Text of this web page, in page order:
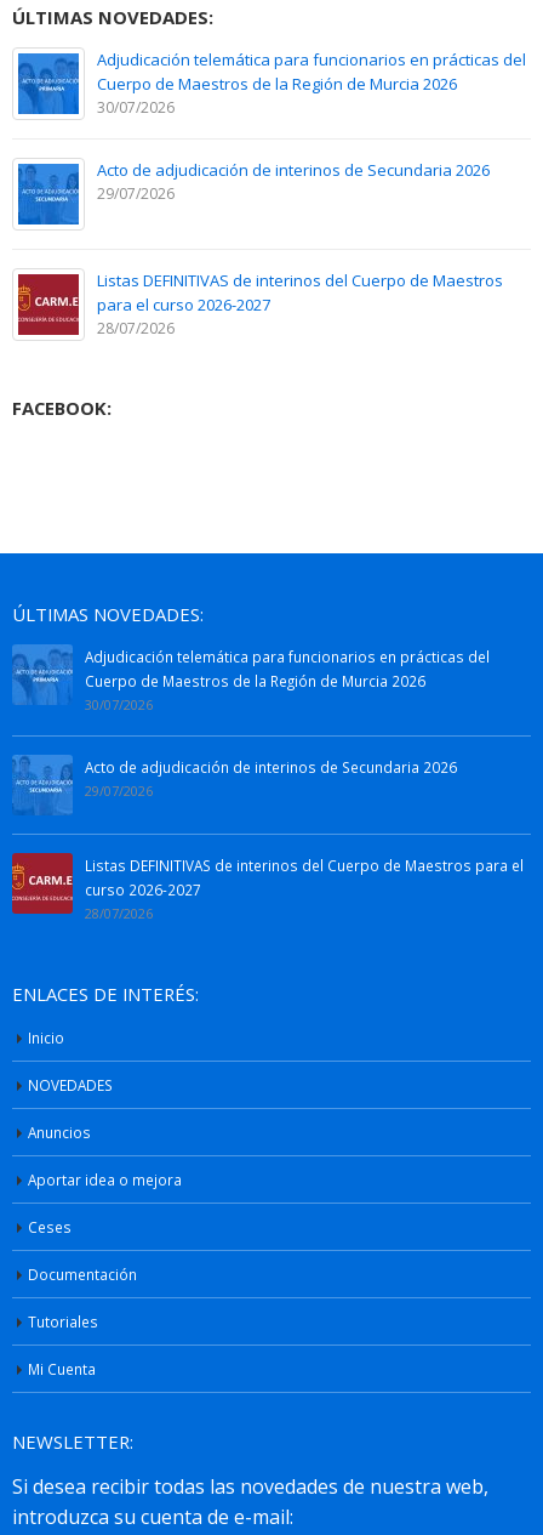
ÚLTIMAS NOVEDADES:
Adjudicación telemática para funcionarios en prácticas del
Cuerpo de Maestros de la Región de Murcia 2026
30/07/2026
Acto de adjudicación de interinos de Secundaria 2026
29/07/2026
Listas DEFINITIVAS de interinos del Cuerpo de Maestros
para el curso 2026-2027
28/07/2026
FACEBOOK:
ÚLTIMAS NOVEDADES:
Adjudicación telemática para funcionarios en prácticas del
Cuerpo de Maestros de la Región de Murcia 2026
30/07/2026
Acto de adjudicación de interinos de Secundaria 2026
29/07/2026
Listas DEFINITIVAS de interinos del Cuerpo de Maestros para el
curso 2026-2027
28/07/2026
ENLACES DE INTERÉS:
Inicio
NOVEDADES
Anuncios
Aportar idea o mejora
Ceses
Documentación
Tutoriales
Mi Cuenta
NEWSLETTER: